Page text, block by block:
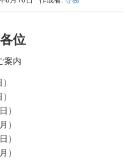
位
案内
）
）
）
）